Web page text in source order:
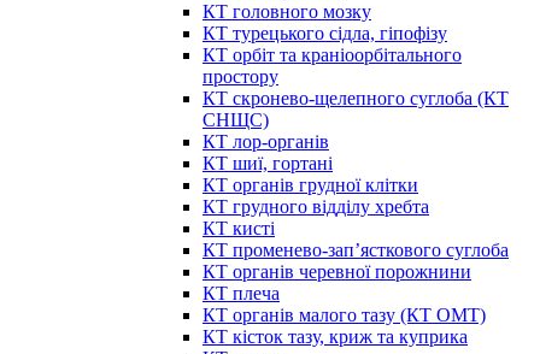
КТ головного мозку
КТ турецького сідла, гіпофізу
КТ орбіт та краніоорбітального
простору
КТ скронево-щелепного суглоба (КТ
СНЩС)
КТ лор-органів
КТ шиї, гортані
КТ органів грудної клітки
КТ грудного відділу хребта
КТ кисті
КТ променево-зап’ясткового суглоба
КТ органів черевної порожнини
КТ плеча
КТ органів малого тазу (КТ ОМТ)
КТ кісток тазу, криж та куприка